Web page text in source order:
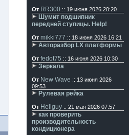
От RR300 :: 19 июня 2026 20:20
Шумит подшипник
передней ступицы. Help!
От mikki777 :: 18 июня 2026 16:21
Авторазбор LX платформы
От fedot75 :: 16 июня 2026 10:30
Зеркала
От New Wave :: 13 июня 2026
09:53
Рулевая рейка
От Hellguy :: 21 мая 2026 07:57
как проверить
производительность
кондиционера